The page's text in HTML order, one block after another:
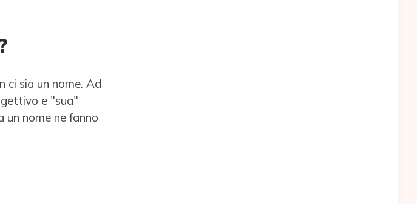
ci sia un nome. Ad
e "sua"
un nome ne fanno